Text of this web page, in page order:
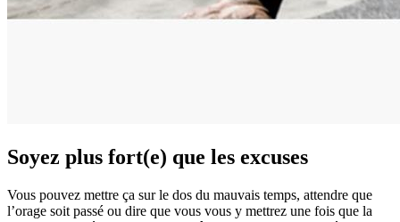
Soyez plus fort(e) que les excuses
Vous pouvez mettre ça sur le dos du mauvais temps, attendre que
l’orage soit passé ou dire que vous vous y mettrez une fois que la